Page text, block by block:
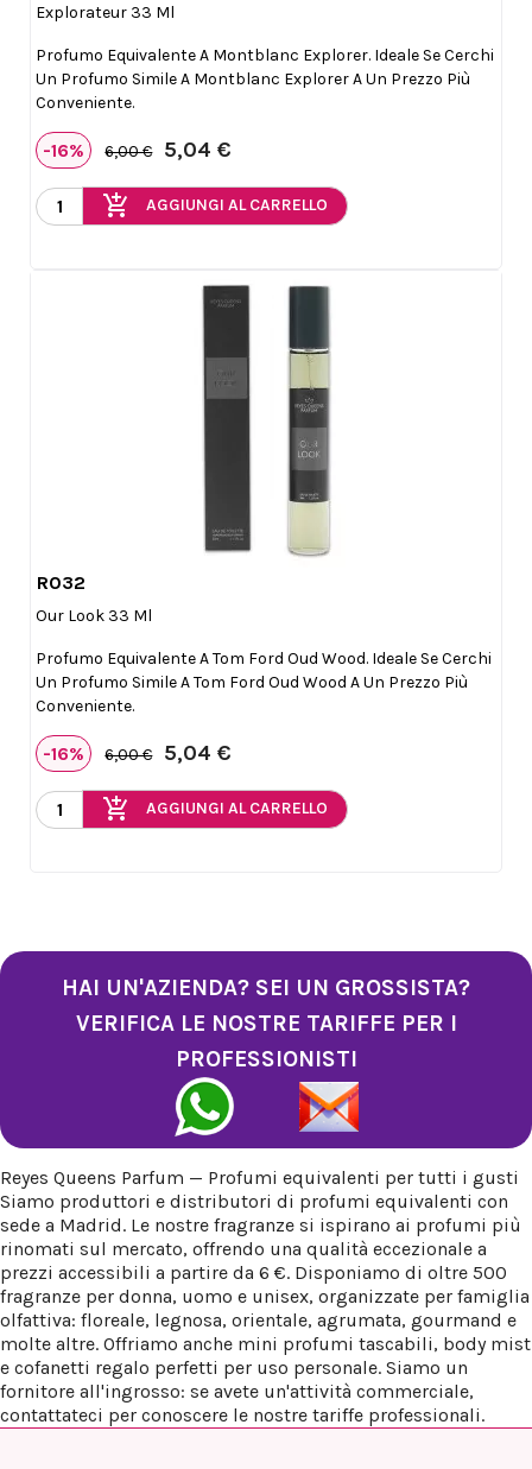
Explorateur 33 Ml
Profumo Equivalente A Montblanc Explorer. Ideale Se Cerchi
Un Profumo Simile A Montblanc Explorer A Un Prezzo Più
Conveniente.
-16% 6,00 € 5,04 €
add_shopping_cart AGGIUNGI AL CARRELLO
R032
Our Look 33 Ml
Profumo Equivalente A Tom Ford Oud Wood. Ideale Se Cerchi
Un Profumo Simile A Tom Ford Oud Wood A Un Prezzo Più
Conveniente.
-16% 6,00 € 5,04 €
add_shopping_cart AGGIUNGI AL CARRELLO
HAI UN'AZIENDA? SEI UN GROSSISTA?
VERIFICA LE NOSTRE TARIFFE PER I
PROFESSIONISTI
Reyes Queens Parfum — Profumi equivalenti per tutti i gusti
Siamo produttori e distributori di profumi equivalenti con
sede a Madrid. Le nostre fragranze si ispirano ai profumi più
rinomati sul mercato, offrendo una qualità eccezionale a
prezzi accessibili a partire da 6 €. Disponiamo di oltre 500
fragranze per donna, uomo e unisex, organizzate per famiglia
olfattiva: floreale, legnosa, orientale, agrumata, gourmand e
molte altre. Offriamo anche mini profumi tascabili, body mist
e cofanetti regalo perfetti per uso personale. Siamo un
fornitore all'ingrosso: se avete un'attività commerciale,
contattateci per conoscere le nostre tariffe professionali.